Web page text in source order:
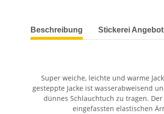
weitere Registerkarten anzeigen
Beschreibung Stickerei
Super weiche, leichte und warme
gesteppte Jacke ist wasserabweisend
dünnes Schlauchtuch zu tragen.
eingefassten elastischen